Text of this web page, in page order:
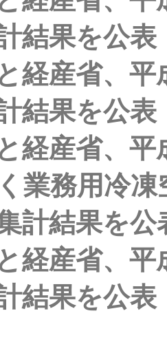
結果を公表
経産省、
結果を公表
経産省、
業務用冷
計結果を公
経産省、
結果を公表